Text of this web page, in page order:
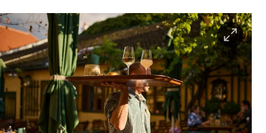
sport
berlin
nord
wahrheit
verlag